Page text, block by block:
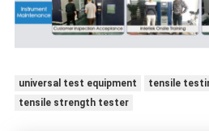
universal test equipment
tensile
tensile strength tester